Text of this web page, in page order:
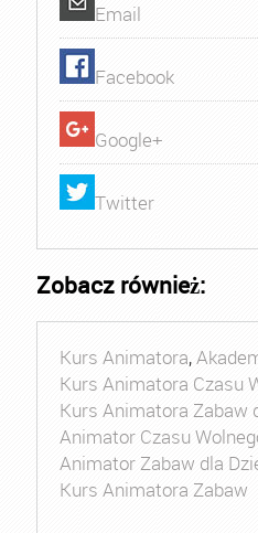
Email
Facebook
Google+
Twitter
Zobacz również:
Kurs Animatora,
Kurs Animatora Czasu
Kurs Animatora Zabaw
Animator Czasu
Animator Zabaw dla
Kurs Animatora Zabaw